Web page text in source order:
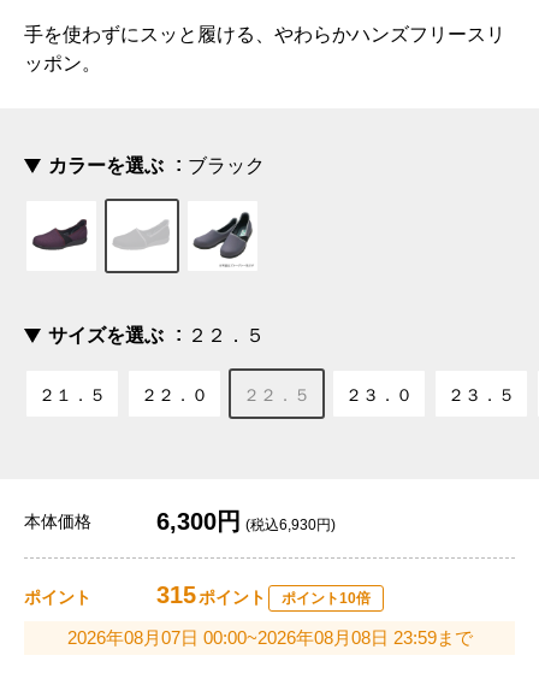
手を使わずにスッと履ける、やわらかハンズフリースリ
ッポン。
カラーを選ぶ ブラック
サイズを選ぶ ２２．５
２１．５ ２２．０ ２２．５ ２３．０ ２３．５
本体価格 6,300円 (税込6,930円)
ポイント 315ポイント ポイント10倍
2026年08月07日 00:00~2026年08月08日 23:59まで